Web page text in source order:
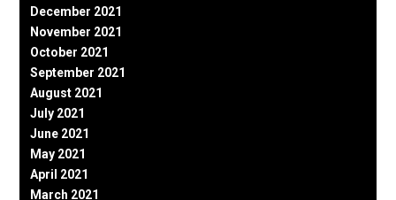
December 2021
November 2021
October 2021
September 2021
August 2021
July 2021
June 2021
May 2021
April 2021
March 2021